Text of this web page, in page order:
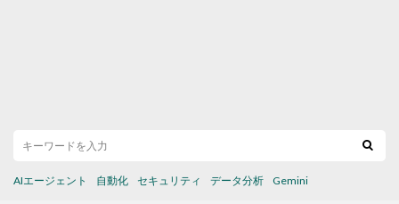
AIエージェント 自動化 セキュリティ データ分析 Gemini